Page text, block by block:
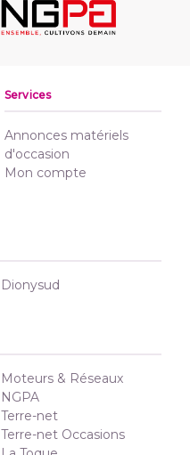
Services
Annonces matériels
d'occasion
Mon compte
Dionysud
Moteurs & Réseaux
NGPA
Terre-net
Terre-net Occasions